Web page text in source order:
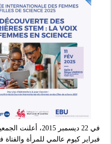
فبراير كيوم عالمي للمرأة